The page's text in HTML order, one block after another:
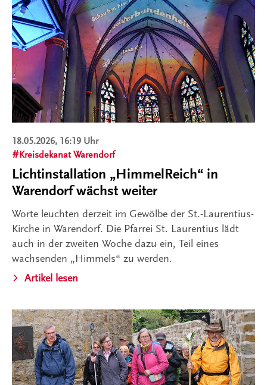
18.05.2026, 16:19 Uhr
Kreisdekanat Warendorf
Lichtinstallation „HimmelReich“ in
Warendorf wächst weiter
Worte leuchten derzeit im Gewölbe der St.-Laurentius-
Kirche in Warendorf. Die Pfarrei St. Laurentius lädt
auch in der zweiten Woche dazu ein, Teil eines
wachsenden „Himmels“ zu werden.
Artikel lesen